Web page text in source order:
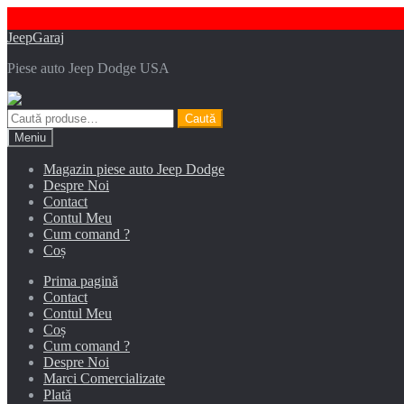
Sari
navigare
Sari
conținut
JeepGaraj
Piese auto Jeep Dodge USA
Caută
după:
Caută
Meniu
Magazin piese auto Jeep Dodge
Despre Noi
Contact
Contul Meu
Cum comand ?
Coș
Prima pagină
Contact
Contul Meu
Coș
Cum comand ?
Despre Noi
Marci Comercializate
Plată